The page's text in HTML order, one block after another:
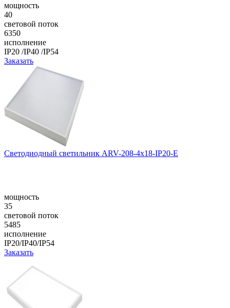
мощность
40
световой поток
6350
исполнение
IP20 /IP40 /IP54
Заказать
Светодиодный светильник ARV-208-4x18-IP20-E
мощность
35
световой поток
5485
исполнение
IP20/IP40/IP54
Заказать